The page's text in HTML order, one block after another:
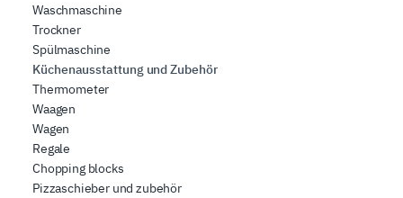
Waschmaschine
Trockner
Spülmaschine
Küchenausstattung und Zubehör
Thermometer
Waagen
Wagen
Regale
Chopping blocks
Pizzaschieber und zubehör